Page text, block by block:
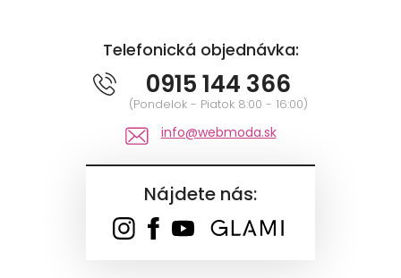
Telefonická objednávka:
0915 144 366
(Pondelok - Piatok 8:00 - 16:00)
info@webmoda.sk
Nájdete nás: